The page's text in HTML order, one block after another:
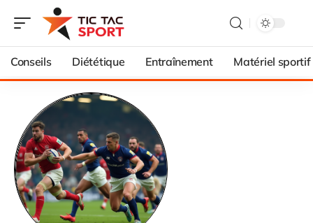
Conseils Diététique Entraînement Matériel sportif